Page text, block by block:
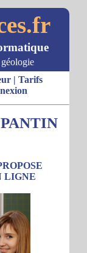
| Tarifs
LIGNE